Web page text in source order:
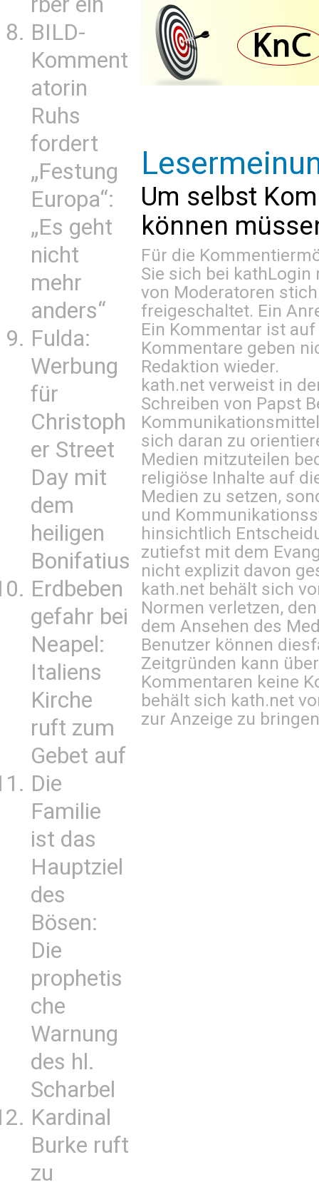
BILD-
Komment
atorin
Ruhs
fordert
„Festung
Europa“:
„Es geht
nicht
mehr
anders“
Fulda:
Werbung
für
Christoph
er Street
Day mit
dem
heiligen
Bonifatius
Erdbeben
gefahr bei
Neapel:
Italiens
Kirche
ruft zum
Gebet auf
Die
Familie
ist das
Hauptziel
des
Bösen:
Die
prophetis
che
Warnung
des hl.
Scharbel
Kardinal
Burke ruft
zu
Um selbst
können
Für die
Sie sich bei kathLogin
von Moderatoren
freigeschaltet. Ein
Ein Kommentar ist
Kommentare geben
Redaktion wieder.
kath.net verweist in
Schreiben von Papst
sich daran zu
Medien mitzuteilen
religiöse Inhalte auf
Medien zu setzen,
und
hinsichtlich
zutiefst mit dem
nicht explizit davon
kath.net behält sich
Normen verletzen,
dem Ansehen des
Benutzer können
Zeitgründen kann
Kommentaren keine
behält sich kath.net
zur Anzeige zu